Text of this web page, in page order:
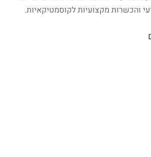
והכשרות מקצועיות לקוסמטיקאיות.